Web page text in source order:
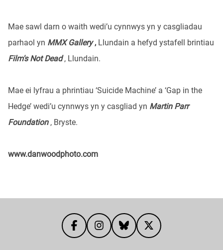
Mae sawl darn o waith wedi’u cynnwys yn y casgliadau
parhaol yn MMX Gallery, Llundain a hefyd ystafell brintiau
Film's Not Dead, Llundain.
Mae ei lyfrau a phrintiau ‘Suicide Machine’ a ‘Gap in the
Hedge’ wedi’u cynnwys yn y casgliad yn Martin Parr
Foundation , Bryste.
www.danwoodphoto.com